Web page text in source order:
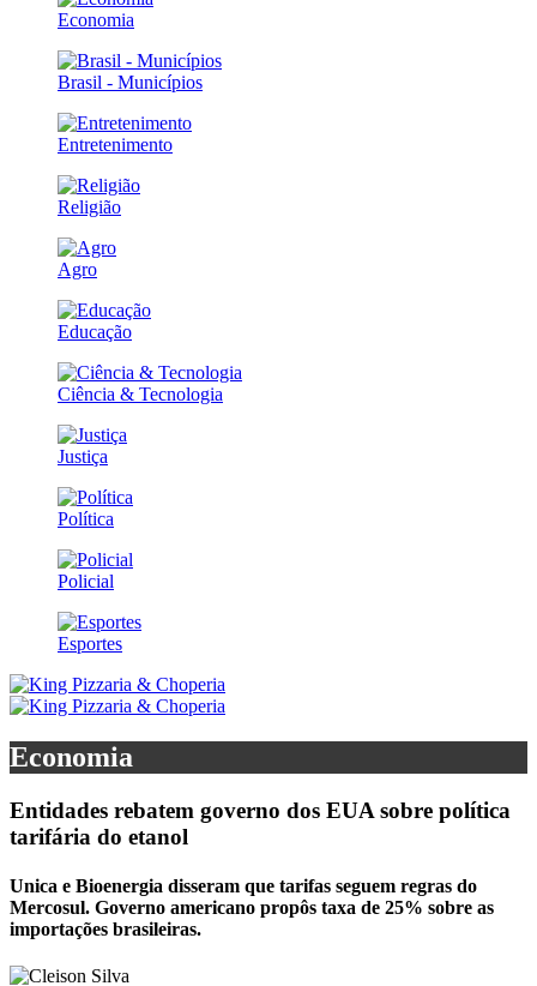
Economia
Brasil - Municípios
Entretenimento
Religião
Agro
Educação
Ciência & Tecnologia
Justiça
Política
Policial
Esportes
Economia
Entidades rebatem governo dos EUA sobre política
tarifária do etanol
Unica e Bioenergia disseram que tarifas seguem regras do
Mercosul. Governo americano propôs taxa de 25% sobre as
importações brasileiras.